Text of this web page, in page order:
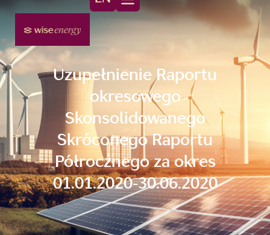
Uzupełnienie Raportu
okresowego
Skonsolidowanego
Skróconego Raportu
Półrocznego za okres
01.01.2020-30.06.2020